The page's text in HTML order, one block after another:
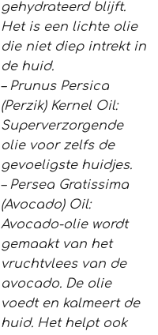
gehydrateerd blijft.
Het is een lichte olie
die niet diep intrekt in
de huid.
– Prunus Persica
(Perzik) Kernel Oil:
Superverzorgende
olie voor zelfs de
gevoeligste huidjes.
– Persea Gratissima
(Avocado) Oil:
Avocado-olie wordt
gemaakt van het
vruchtvlees van de
avocado. De olie
voedt en kalmeert de
huid. Het helpt ook